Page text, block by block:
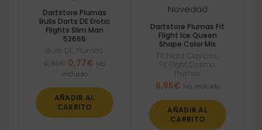
Dartstore Plumas
Bulls Darts DE Erotic
Flights Slim Man
52666
Bulls DE Plumas
El
precio
era:
0,86€.
0,77€El
0,77€.
Iva
incluido
AÑADIR AL
CARRITO
Novedad
Dartstore Plumas Fit
Flight Ice Queen
Shape Color Mix
Fit Flight Clasicas
Fit Flight Cosmo
Plumas
6,95€ Iva incluido
AÑADIR AL
CARRITO